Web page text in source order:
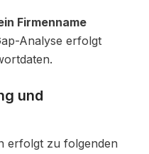
Firmenname
Analyse erfolgt
und
erfolgt zu folgenden